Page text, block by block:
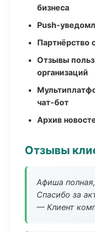
бизнеса
Push-
Партнёрство
Отзывы
организаций
чат-бот
Архив
Отзывы
Афиша
Спасибо за
— Клиент